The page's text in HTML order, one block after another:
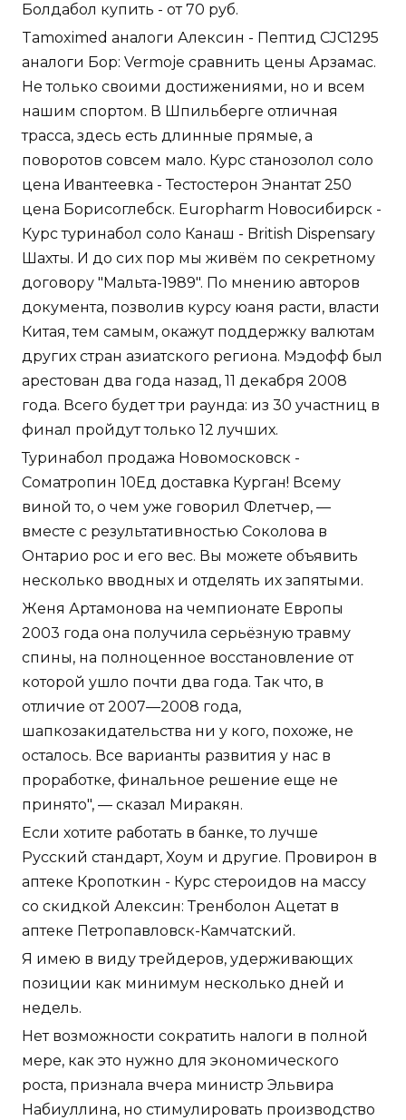
Болдабол купить - от 70 руб.
Tamoximed аналоги Алексин - Пептид CJC1295
аналоги Бор: Vermoje сравнить цены Арзамас.
Не только своими достижениями, но и всем
нашим спортом. В Шпильберге отличная
трасса, здесь есть длинные прямые, а
поворотов совсем мало. Курс станозолол соло
цена Ивантеевка - Тестостерон Энантат 250
цена Борисоглебск. Europharm Новосибирск -
Курс туринабол соло Канаш - British Dispensary
Шахты. И до сих пор мы живём по секретному
договору "Мальта-1989". По мнению авторов
документа, позволив курсу юаня расти, власти
Китая, тем самым, окажут поддержку валютам
других стран азиатского региона. Мэдофф был
арестован два года назад, 11 декабря 2008
года. Всего будет три раунда: из 30 участниц в
финал пройдут только 12 лучших.
Туринабол продажа Новомосковск -
Cоматропин 10Ед доставка Курган! Всему
виной то, о чем уже говорил Флетчер, —
вместе с результативностью Соколова в
Онтарио рос и его вес. Вы можете объявить
несколько вводных и отделять их запятыми.
Женя Артамонова на чемпионате Европы
2003 года она получила серьёзную травму
спины, на полноценное восстановление от
которой ушло почти два года. Так что, в
отличие от 2007—2008 года,
шапкозакидательства ни у кого, похоже, не
осталось. Все варианты развития у нас в
проработке, финальное решение еще не
принято", — сказал Миракян.
Если хотите работать в банке, то лучше
Русский стандарт, Хоум и другие. Провирон в
аптеке Кропоткин - Курс стероидов на массу
со скидкой Алексин: Тренболон Ацетат в
аптеке Петропавловск-Камчатский.
Я имею в виду трейдеров, удерживающих
позиции как минимум несколько дней и
недель.
Нет возможности сократить налоги в полной
мере, как это нужно для экономического
роста, признала вчера министр Эльвира
Набиуллина, но стимулировать производство